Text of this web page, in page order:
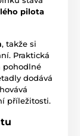
pilota
, takže si
Praktická
pohodlné
dodává
příležitosti.